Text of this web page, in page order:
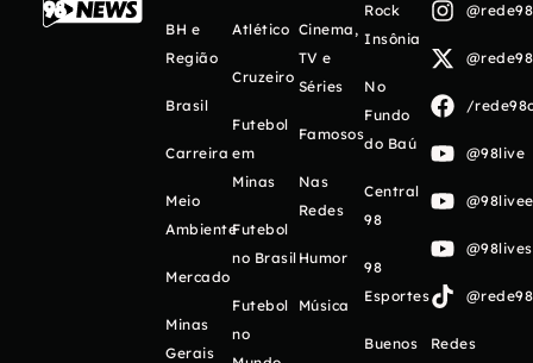
BH e
Região
Brasil
Carreira
Meio
Ambiente
Mercado
Minas
Gerais
Atlético
Cruzeiro
Futebol
em
Minas
Futebol
no Brasil
Futebol
no
Cinema,
TV e
Séries
Famosos
Nas
Redes
Humor
Música
Rock
Insônia
No
Fundo
do Baú
Central
98
98
Esportes
Buenos
/
@98live
Redes